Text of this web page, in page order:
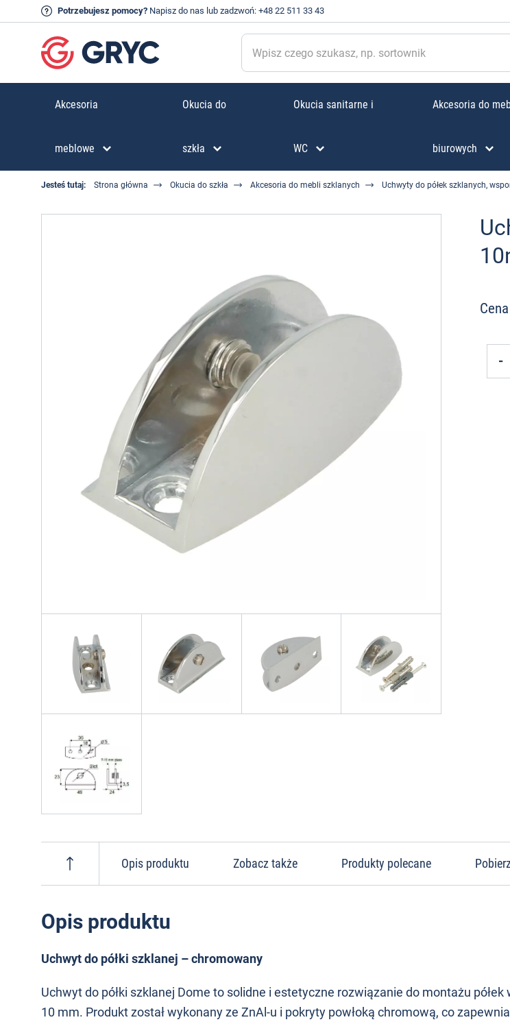
Potrzebujesz pomocy? Napisz do nas lub zadzwoń: +48 22 511 33 43
Akcesoria
meblowe
Okucia do
szkła
Okucia sanitarne i
WC
Akcesoria do
biurowych
Jesteś tutaj: Strona główna Okucia do szkła Akcesoria do mebli szklanych Uchwyty do półek szklanych,
Opis produktu Zobacz także Produkty polecane
Opis produktu
Uchwyt do półki szklanej – chromowany
Uchwyt do półki szklanej Dome to solidne i estetyczne rozwiązanie do montażu półek
10 mm. Produkt został wykonany ze ZnAl-u i pokryty powłoką chromową, co